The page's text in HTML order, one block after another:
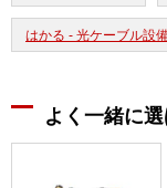
はかる - 光ケーブル設
よく一緒に